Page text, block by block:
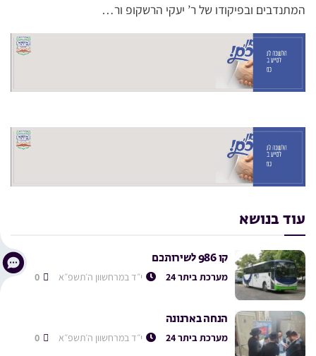
המתנדבים ובפיקודו של ר’ יעקי הרשקופ ור…
עוד בנושא
קו 986 לשירותכם
מערכת ביתר 24 י״ד במרחשוון ה׳תשפ״א
הנחה בארנונה
מערכת ביתר 24 י״ד במרחשוון ה׳תשפ״א